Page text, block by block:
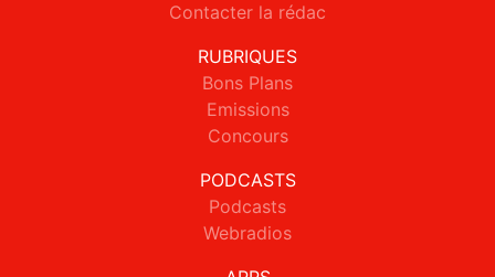
Contacter la rédac
RUBRIQUES
Bons Plans
Emissions
Concours
PODCASTS
Podcasts
Webradios